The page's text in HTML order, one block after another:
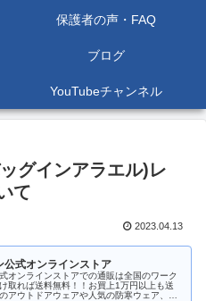
保護者の声・FAQ
ブログ
YouTubeチャンネル
グインアラエル)レ
て
2023.04.13
公式オンラインストア
オンラインストアでの通販は全国のワーク
取れば送料無料！！お買上1万円以上も送
アウトドアウェアや人気の防寒ウェア、か